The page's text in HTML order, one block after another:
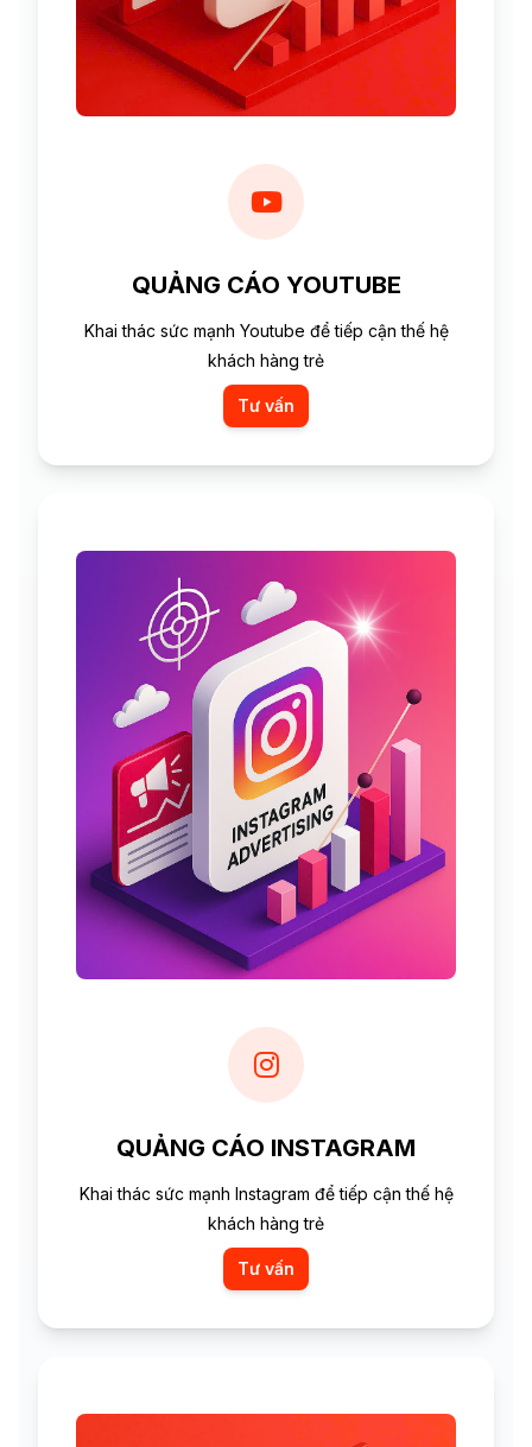
QUẢNG CÁO YOUTUBE
Khai thác sức mạnh Youtube để tiếp cận thế hệ
khách hàng trẻ
Tư vấn
QUẢNG CÁO INSTAGRAM
Khai thác sức mạnh Instagram để tiếp cận thế hệ
khách hàng trẻ
Tư vấn